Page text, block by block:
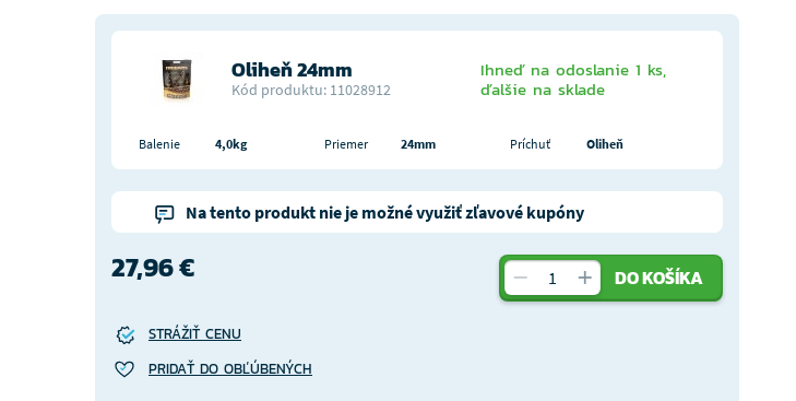
Oliheň 24mm
Kód produktu: 11028912
Ihneď na odoslanie 1 ks,
ďalšie na sklade
Balenie 4,0kg Priemer 24mm Príchuť Oliheň
Na tento produkt nie je možné využiť zľavové kupóny
27,96 € DO KOŠÍKA
STRÁŽIŤ CENU
PRIDAŤ DO OBĽÚBENÝCH